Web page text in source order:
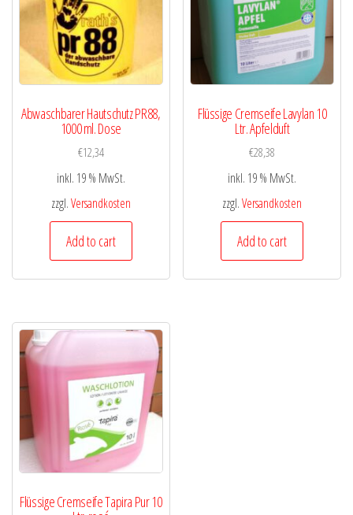
Abwaschbarer Hautschutz PR88,
1000 ml. Dose
€12,34
inkl. 19 % MwSt.
zzgl.Versandkosten
Add to cart
Flüssige Cremseife Lavylan 10
Ltr. Apfelduft
€28,38
inkl. 19 % MwSt.
zzgl.Versandkosten
Add to cart
Flüssige Cremseife Tapira Pur 10